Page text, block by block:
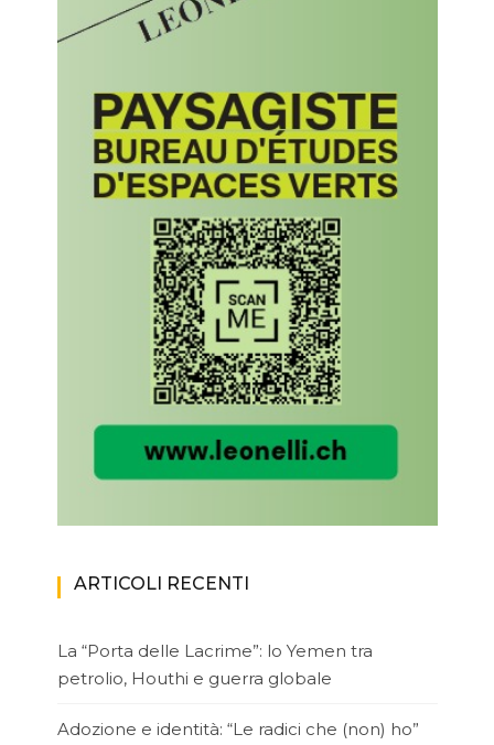
ARTICOLI RECENTI
La “Porta delle Lacrime”: lo Yemen tra
petrolio, Houthi e guerra globale
Adozione e identità: “Le radici che (non) ho”